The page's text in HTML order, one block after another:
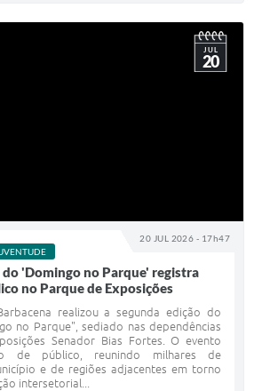
20 JUL 2026 - 17h47
JUL
20
do 'Domingo no Parque' registra
no Parque de Exposições
realizou a segunda edição do
no Parque", sediado nas dependências
Senador Bias Fortes. O evento
de público, reunindo milhares de
e de regiões adjacentes em torno
intersetorial...